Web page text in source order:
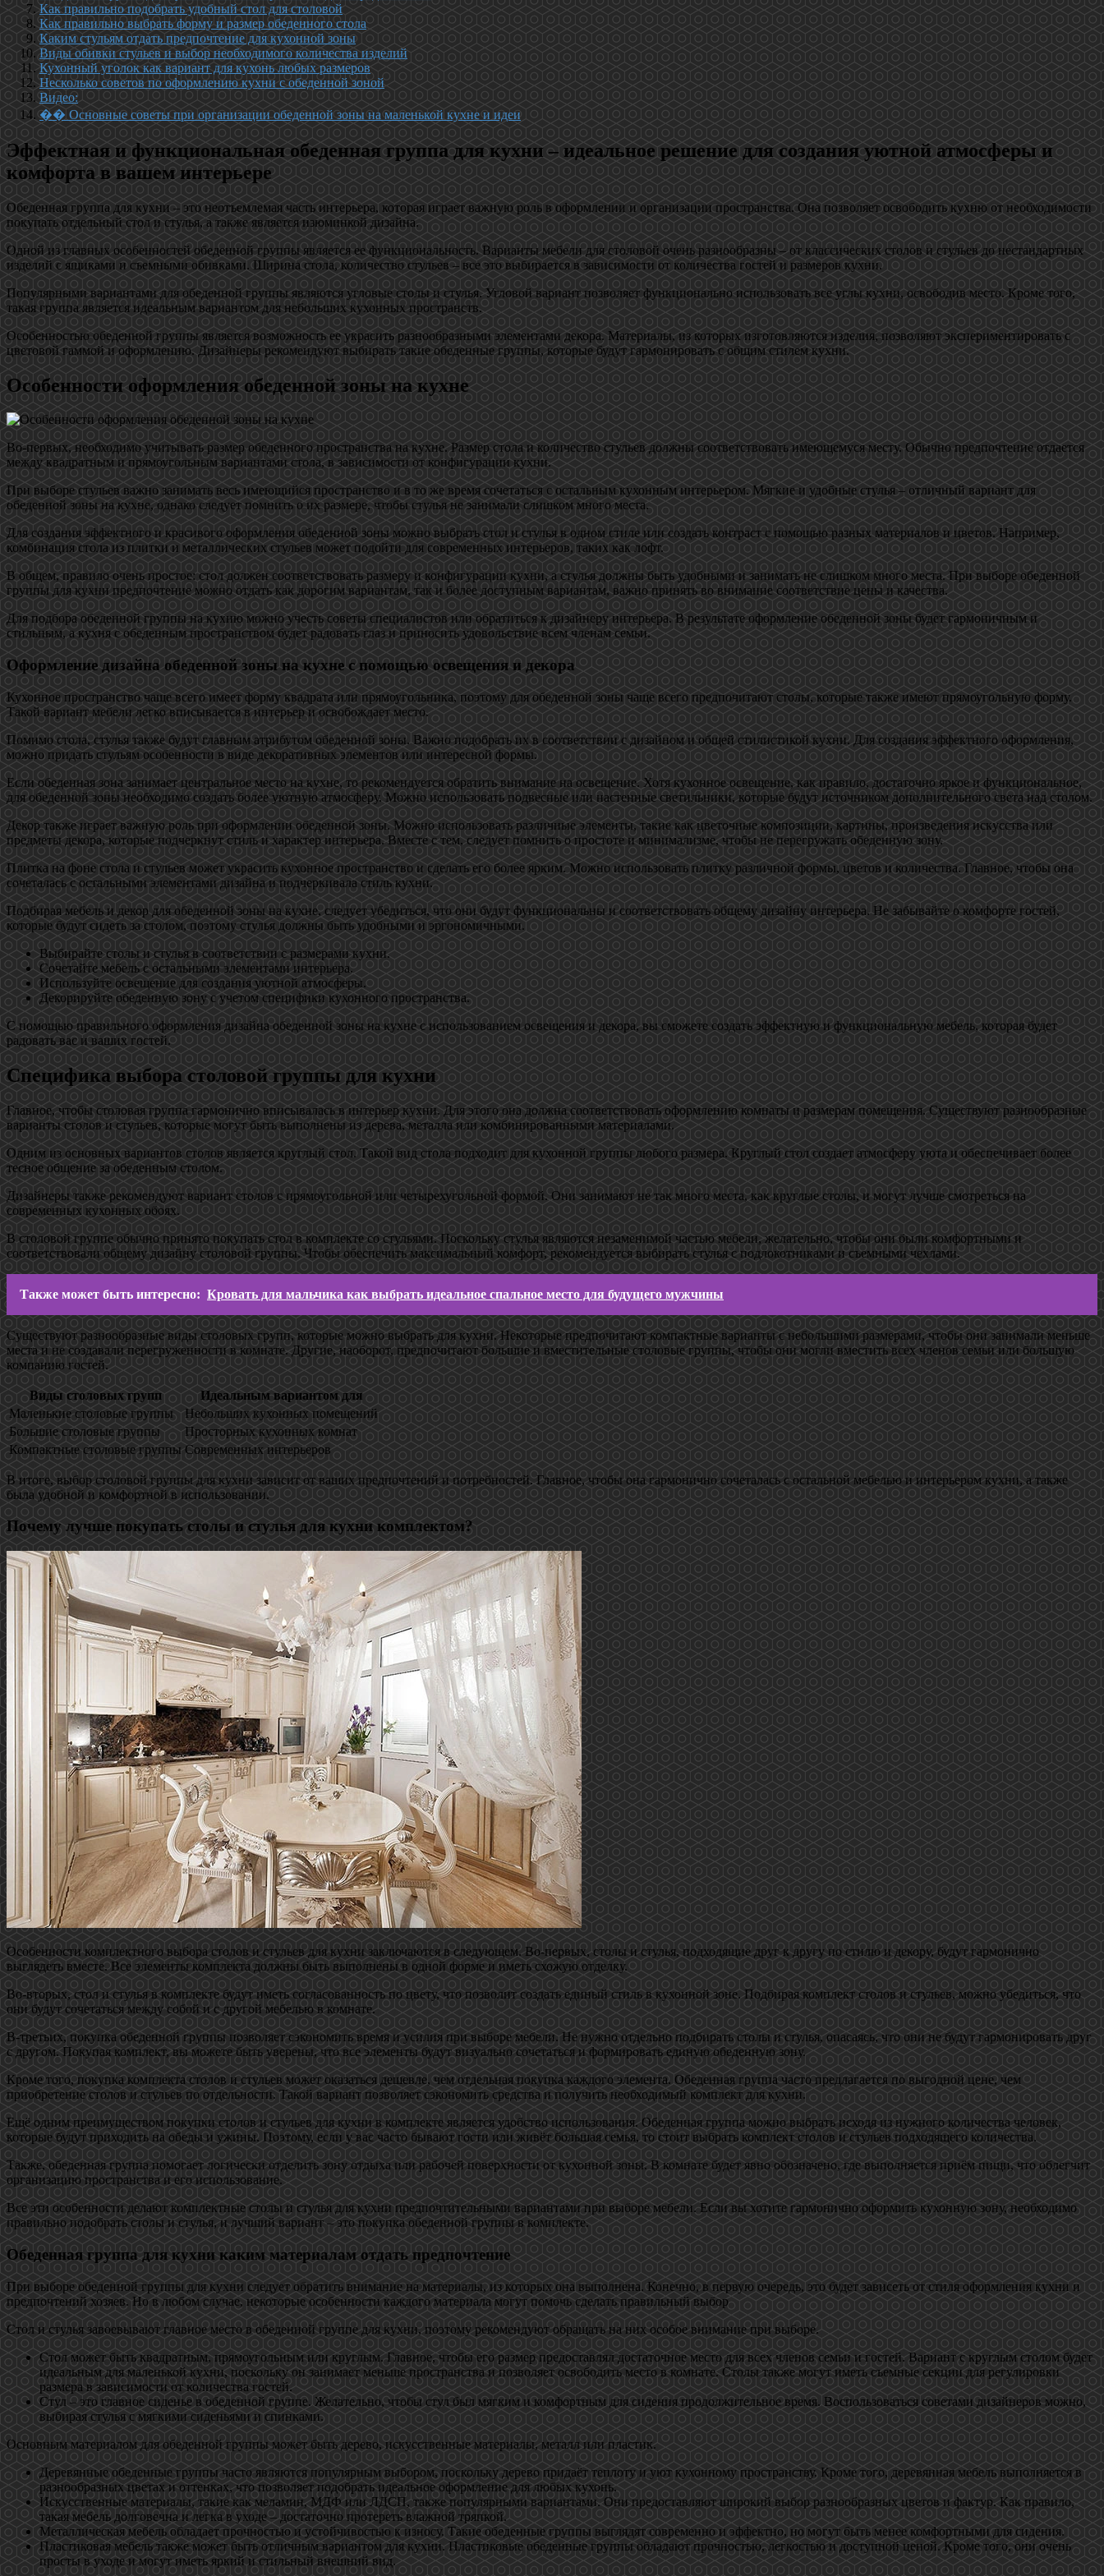
Как правильно подобрать удобный стол для столовой
Как правильно выбрать форму и размер обеденного стола
Каким стульям отдать предпочтение для кухонной зоны
Виды обивки стульев и выбор необходимого количества изделий
Кухонный уголок как вариант для кухонь любых размеров
Несколько советов по оформлению кухни с обеденной зоной
Видео:
�� Основные советы при организации обеденной зоны на маленькой кухне и идеи
Эффектная и функциональная обеденная группа для кухни – идеальное решение для создания уютной атмосферы и
комфорта в вашем интерьере
Обеденная группа для кухни – это неотъемлемая часть интерьера, которая играет важную роль в оформлении и организации пространства. Она позволяет освободить кухню от необходимости
покупать отдельный стол и стулья, а также является изюминкой дизайна.
Одной из главных особенностей обеденной группы является ее функциональность. Варианты мебели для столовой очень разнообразны – от классических столов и стульев до нестандартных
изделий с ящиками и съемными обивками. Ширина стола, количество стульев – все это выбирается в зависимости от количества гостей и размеров кухни.
Популярными вариантами для обеденной группы являются угловые столы и стулья. Угловой вариант позволяет функционально использовать все углы кухни, освободив место. Кроме того,
такая группа является идеальным вариантом для небольших кухонных пространств.
Особенностью обеденной группы является возможность ее украсить разнообразными элементами декора. Материалы, из которых изготовляются изделия, позволяют экспериментировать с
цветовой гаммой и оформлению. Дизайнеры рекомендуют выбирать такие обеденные группы, которые будут гармонировать с общим стилем кухни.
Особенности оформления обеденной зоны на кухне
Во-первых, необходимо учитывать размер обеденного пространства на кухне. Размер стола и количество стульев должны соответствовать имеющемуся месту. Обычно предпочтение отдается
между квадратным и прямоугольным вариантами стола, в зависимости от конфигурации кухни.
При выборе стульев важно занимать весь имеющийся пространство и в то же время сочетаться с остальным кухонным интерьером. Мягкие и удобные стулья – отличный вариант для
обеденной зоны на кухне, однако следует помнить о их размере, чтобы стулья не занимали слишком много места.
Для создания эффектного и красивого оформления обеденной зоны можно выбрать стол и стулья в одном стиле или создать контраст с помощью разных материалов и цветов. Например,
комбинация стола из плитки и металлических стульев может подойти для современных интерьеров, таких как лофт.
В общем, правило очень простое: стол должен соответствовать размеру и конфигурации кухни, а стулья должны быть удобными и занимать не слишком много места. При выборе обеденной
группы для кухни предпочтение можно отдать как дорогим вариантам, так и более доступным вариантам, важно принять во внимание соответствие цены и качества.
Для подбора обеденной группы на кухню можно учесть советы специалистов или обратиться к дизайнеру интерьера. В результате оформление обеденной зоны будет гармоничным и
стильным, а кухня с обеденным пространством будет радовать глаз и приносить удовольствие всем членам семьи.
Оформление дизайна обеденной зоны на кухне с помощью освещения и декора
Кухонное пространство чаще всего имеет форму квадрата или прямоугольника, поэтому для обеденной зоны чаще всего предпочитают столы, которые также имеют прямоугольную форму.
Такой вариант мебели легко вписывается в интерьер и освобождает место.
Помимо стола, стулья также будут главным атрибутом обеденной зоны. Важно подобрать их в соответствии с дизайном и общей стилистикой кухни. Для создания эффектного оформления,
можно придать стульям особенности в виде декоративных элементов или интересной формы.
Если обеденная зона занимает центральное место на кухне, то рекомендуется обратить внимание на освещение. Хотя кухонное освещение, как правило, достаточно яркое и функциональное,
для обеденной зоны необходимо создать более уютную атмосферу. Можно использовать подвесные или настенные светильники, которые будут источником дополнительного света над столом.
Декор также играет важную роль при оформлении обеденной зоны. Можно использовать различные элементы, такие как цветочные композиции, картины, произведения искусства или
предметы декора, которые подчеркнут стиль и характер интерьера. Вместе с тем, следует помнить о простоте и минимализме, чтобы не перегружать обеденную зону.
Плитка на фоне стола и стульев может украсить кухонное пространство и сделать его более ярким. Можно использовать плитку различной формы, цветов и количества. Главное, чтобы она
сочеталась с остальными элементами дизайна и подчеркивала стиль кухни.
Подбирая мебель и декор для обеденной зоны на кухне, следует убедиться, что они будут функциональны и соответствовать общему дизайну интерьера. Не забывайте о комфорте гостей,
которые будут сидеть за столом, поэтому стулья должны быть удобными и эргономичными.
Выбирайте столы и стулья в соответствии с размерами кухни.
Сочетайте мебель с остальными элементами интерьера.
Используйте освещение для создания уютной атмосферы.
Декорируйте обеденную зону с учетом специфики кухонного пространства.
С помощью правильного оформления дизайна обеденной зоны на кухне с использованием освещения и декора, вы сможете создать эффектную и функциональную мебель, которая будет
радовать вас и ваших гостей.
Специфика выбора столовой группы для кухни
Главное, чтобы столовая группа гармонично вписывалась в интерьер кухни. Для этого она должна соответствовать оформлению комнаты и размерам помещения. Существуют разнообразные
варианты столов и стульев, которые могут быть выполнены из дерева, металла или комбинированными материалами.
Одним из основных вариантов столов является круглый стол. Такой вид стола подходит для кухонной группы любого размера. Круглый стол создает атмосферу уюта и обеспечивает более
тесное общение за обеденным столом.
Дизайнеры также рекомендуют вариант столов с прямоугольной или четырехугольной формой. Они занимают не так много места, как круглые столы, и могут лучше смотреться на
современных кухонных обоях.
В столовой группе обычно принято покупать стол в комплекте со стульями. Поскольку стулья являются незаменимой частью мебели, желательно, чтобы они были комфортными и
соответствовали общему дизайну столовой группы. Чтобы обеспечить максимальный комфорт, рекомендуется выбирать стулья с подлокотниками и съемными чехлами.
Также может быть интересно: Кровать для мальчика как выбрать идеальное спальное место для будущего мужчины
Существуют разнообразные виды столовых групп, которые можно выбрать для кухни. Некоторые предпочитают компактные варианты с небольшими размерами, чтобы они занимали меньше
места и не создавали перегруженности в комнате. Другие, наоборот, предпочитают большие и вместительные столовые группы, чтобы они могли вместить всех членов семьи или большую
компанию гостей.
Виды столовых групп
Идеальным вариантом для
Маленькие столовые группы
Небольших кухонных помещений
Большие столовые группы
Просторных кухонных комнат
Компактные столовые группы Современных интерьеров
В итоге, выбор столовой группы для кухни зависит от ваших предпочтений и потребностей. Главное, чтобы она гармонично сочеталась с остальной мебелью и интерьером кухни, а также
была удобной и комфортной в использовании.
Почему лучше покупать столы и стулья для кухни комплектом?
Особенности комплектного выбора столов и стульев для кухни заключаются в следующем. Во-первых, столы и стулья, подходящие друг к другу по стилю и декору, будут гармонично
выглядеть вместе. Все элементы комплекта должны быть выполнены в одной форме и иметь схожую отделку.
Во-вторых, стол и стулья в комплекте будут иметь согласованность по цвету, что позволит создать единый стиль в кухонной зоне. Подбирая комплект столов и стульев, можно убедиться, что
они будут сочетаться между собой и с другой мебелью в комнате.
В-третьих, покупка обеденной группы позволяет сэкономить время и усилия при выборе мебели. Не нужно отдельно подбирать столы и стулья, опасаясь, что они не будут гармонировать друг
с другом. Покупая комплект, вы можете быть уверены, что все элементы будут визуально сочетаться и формировать единую обеденную зону.
Кроме того, покупка комплекта столов и стульев может оказаться дешевле, чем отдельная покупка каждого элемента. Обеденная группа часто предлагается по выгодной цене, чем
приобретение столов и стульев по отдельности. Такой вариант позволяет сэкономить средства и получить необходимый комплект для кухни.
Ещё одним преимуществом покупки столов и стульев для кухни в комплекте является удобство использования. Обеденная группа можно выбрать исходя из нужного количества человек,
которые будут приходить на обеды и ужины. Поэтому, если у вас часто бывают гости или живёт большая семья, то стоит выбрать комплект столов и стульев подходящего количества.
Также, обеденная группа помогает логически отделить зону отдыха или рабочей поверхности от кухонной зоны. В комнате будет явно обозначено, где выполняется приём пищи, что облегчит
организацию пространства и его использование.
Все эти особенности делают комплектные столы и стулья для кухни предпочтительными вариантами при выборе мебели. Если вы хотите гармонично оформить кухонную зону, необходимо
правильно подобрать столы и стулья, и лучший вариант – это покупка обеденной группы в комплекте.
Обеденная группа для кухни каким материалам отдать предпочтение
При выборе обеденной группы для кухни следует обратить внимание на материалы, из которых она выполнена. Конечно, в первую очередь, это будет зависеть от стиля оформления кухни и
предпочтений хозяев. Но в любом случае, некоторые особенности каждого материала могут помочь сделать правильный выбор
Стол и стулья завоевывают главное место в обеденной группе для кухни, поэтому рекомендуют обращать на них особое внимание при выборе.
Стол может быть квадратным, прямоугольным или круглым. Главное, чтобы его размер предоставлял достаточное место для всех членов семьи и гостей. Вариант с круглым столом будет
идеальным для маленькой кухни, поскольку он занимает меньше пространства и позволяет освободить место в комнате. Столы также могут иметь съемные секции для регулировки
размера в зависимости от количества гостей.
Стул – это главное сиденье в обеденной группе. Желательно, чтобы стул был мягким и комфортным для сидения продолжительное время. Воспользоваться советами дизайнеров можно,
выбирая стулья с мягкими сиденьями и спинками.
Основным материалом для обеденной группы может быть дерево, искусственные материалы, металл или пластик.
Деревянные обеденные группы часто являются популярным выбором, поскольку дерево придаёт теплоту и уют кухонному пространству. Кроме того, деревянная мебель выполняется в
разнообразных цветах и оттенках, что позволяет подобрать идеальное оформление для любых кухонь.
Искусственные материалы, такие как меламин, МДФ или ЛДСП, также популярными вариантами. Они предоставляют широкий выбор разнообразных цветов и фактур. Как правило,
такая мебель долговечна и легка в уходе – достаточно протереть влажной тряпкой.
Металлическая мебель обладает прочностью и устойчивостью к износу. Такие обеденные группы выглядят современно и эффектно, но могут быть менее комфортными для сидения.
Пластиковая мебель также может быть отличным вариантом для кухни. Пластиковые обеденные группы обладают прочностью, легкостью и доступной ценой. Кроме того, они очень
просты в уходе и могут иметь яркий и стильный внешний вид.